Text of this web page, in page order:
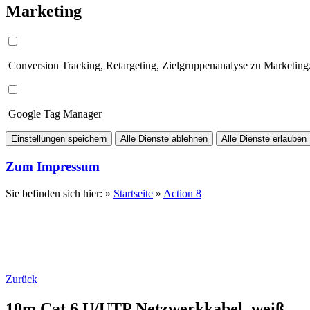
Marketing
Conversion Tracking, Retargeting, Zielgruppenanalyse zu
Google Tag Manager
Einstellungen speichern Alle Dienste ablehnen Alle Dienste erlauben
Zum Impressum
Sie befinden sich hier: » Startseite » Action 8
Zurück